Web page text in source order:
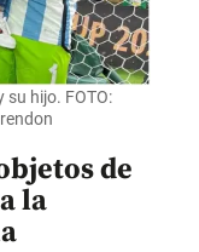
su hijo. FOTO:
de
la